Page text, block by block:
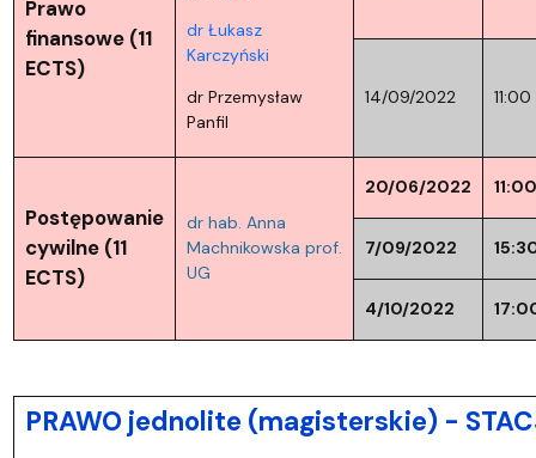
Prawo
finansowe (11
ECTS)
dr Łukasz
Karczyński
dr Przemysław
Panfil
14/09/2022 11:00
Postępowanie
cywilne (11
ECTS)
dr hab. Anna
Machnikowska prof.
UG
20/06/2022 11:00
7/09/2022
4/10/2022
PRAWO jednolite (magisterskie) -